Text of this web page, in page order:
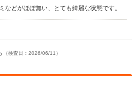
などがほぼ無い、とても綺麗な状態です。
（検査日：2026/06/11）